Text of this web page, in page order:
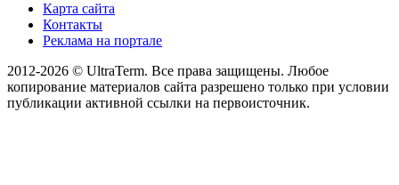
Карта сайта
Контакты
Реклама на портале
2012-2026 © UltraTerm. Все права защищены. Любое
копирование материалов сайта разрешено только при условии
публикации активной ссылки на первоисточник.